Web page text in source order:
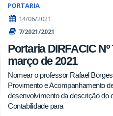
PORTARIA
14/06/2021
7/2021/2021
Portaria DIRFACIC Nº
março de 2021
Nomear o professor Rafael
Provimento e Acompanhamento
desenvolvimento da descrição do
Contabilidade para